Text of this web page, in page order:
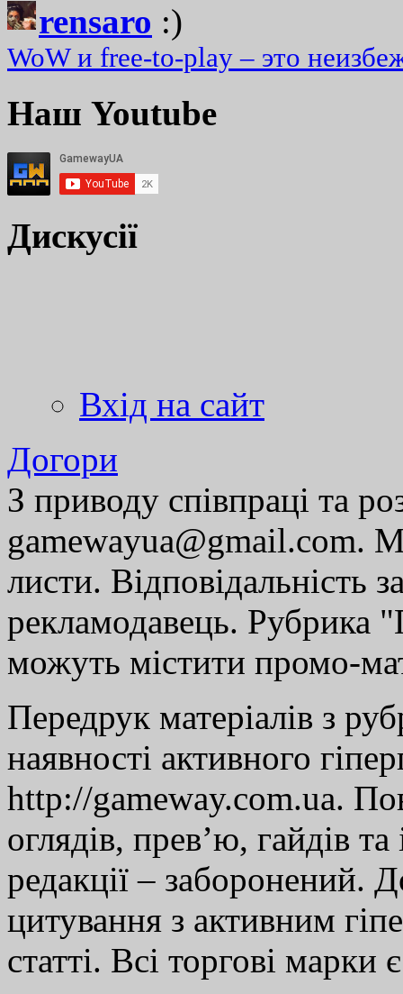
rensaro :)
WoW и free-to-play – это
Наш Youtube
Дискусії
Вхід на сайт
Догори
З приводу співпраці та
gamewayua@gmail.com.
листи. Відповідальність
рекламодавець. Рубрика
можуть містити промо-
Передрук матеріалів з
наявності активного
http://gameway.com.ua.
оглядів, прев’ю, гайдів
редакції – заборонений.
цитування з активним
статті. Всі торгові марки